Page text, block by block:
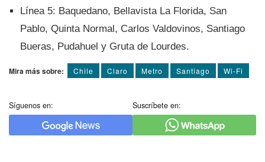
Lí­nea 5: Baquedano, Bellavista La Florida, San
Pablo, Quinta Normal, Carlos Valdovinos, Santiago
Bueras, Pudahuel y Gruta de Lourdes.
Mira más sobre: Chile Claro Metro Santiago Wi-Fi
Síguenos en: Suscríbete en: